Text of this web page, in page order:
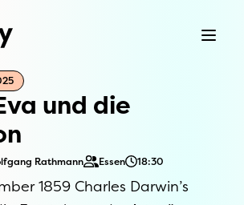
und die
Rathmann Essen 18:30
1859 Charles Darwin’s